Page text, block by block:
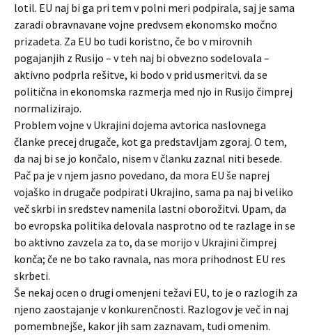
lotil. EU naj bi ga pri tem v polni meri podpirala, saj je sama
zaradi obravnavane vojne predvsem ekonomsko močno
prizadeta. Za EU bo tudi koristno, če bo v mirovnih
pogajanjih z Rusijo – v teh naj bi obvezno sodelovala –
aktivno podprla rešitve, ki bodo v prid usmeritvi. da se
politična in ekonomska razmerja med njo in Rusijo čimprej
normalizirajo.
Problem vojne v Ukrajini dojema avtorica naslovnega
članke precej drugače, kot ga predstavljam zgoraj. O tem,
da naj bi se jo končalo, nisem v članku zaznal niti besede.
Pač pa je v njem jasno povedano, da mora EU še naprej
vojaško in drugače podpirati Ukrajino, sama pa naj bi veliko
več skrbi in sredstev namenila lastni oborožitvi. Upam, da
bo evropska politika delovala nasprotno od te razlage in se
bo aktivno zavzela za to, da se morijo v Ukrajini čimprej
konča; če ne bo tako ravnala, nas mora prihodnost EU res
skrbeti.
Še nekaj ocen o drugi omenjeni težavi EU, to je o razlogih za
njeno zaostajanje v konkurenčnosti. Razlogov je več in naj
pomembnejše, kakor jih sam zaznavam, tudi omenim.